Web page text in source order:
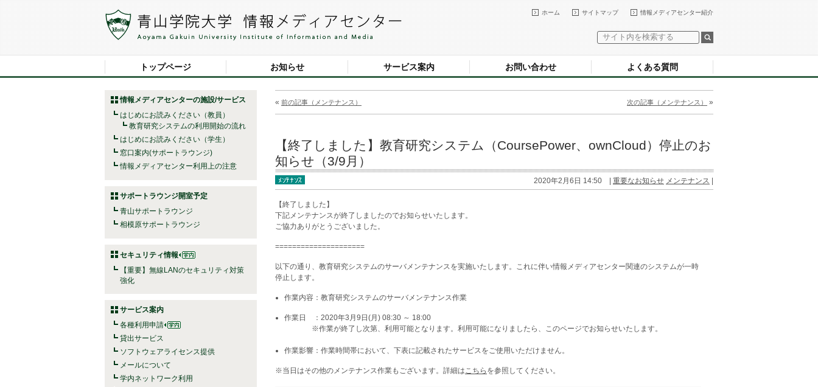
情報メディアセンター紹介
サイトマップ
ホーム
トップページ お知らせ サービス案内 お問い合わせ よくある質問
情報メディアセンターの施設/サービス
はじめにお読みください（教員）
教育研究システムの利用開始の流れ
はじめにお読みください（学生）
窓口案内(サポートラウンジ)
情報メディアセンター利用上の注意
サポートラウンジ開室予定
青山サポートラウンジ
相模原サポートラウンジ
セキュリティ情報
【重要】無線LANのセキュリティ対策
強化
サービス案内
各種利用申請
貸出サービス
ソフトウェアライセンス提供
メールについて
学内ネットワーク利用
« 前の記事（メンテナンス） 次の記事（メンテナンス） »
【終了しました】教育研究システム（CoursePower、ownCloud）停止のお
知らせ（3/9月）
2020年2月6日 14:50 | 重要なお知らせ メンテナンス
【終了しました】
下記メンテナンスが終了しましたのでお知らせいたします。
ご協力ありがとうございました。
=====================
以下の通り、教育研究システムのサーバメンテナンスを実施いたします。これに伴い情報メディアセンター関連のシステムが一時
停止します。
作業内容：教育研究システムのサーバメンテナンス作業
作業日 ：2020年3月9日(月) 08:30 ～ 18:00
※作業が終了し次第、利用可能となります。利用可能になりましたら、このページでお知らせいたします。
作業影響：作業時間帯において、下表に記載されたサービスをご使用いただけません。
※当日はその他のメンテナンス作業もございます。詳細はこちら を参照してください。